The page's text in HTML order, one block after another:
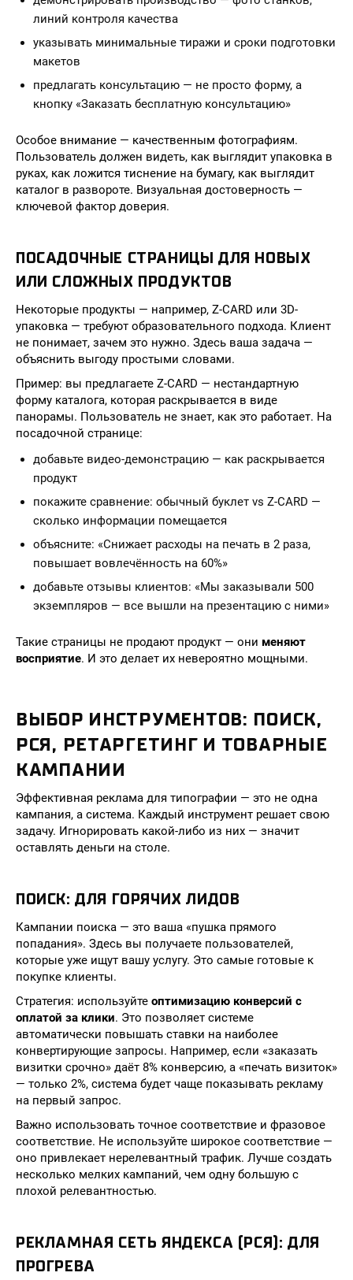
линий контроля качества
указывать минимальные тиражи и сроки подготовки
макетов
предлагать консультацию — не просто форму, а
кнопку «Заказать бесплатную консультацию»
Особое внимание — качественным фотографиям.
Пользователь должен видеть, как выглядит упаковка в
руках, как ложится тиснение на бумагу, как выглядит
каталог в развороте. Визуальная достоверность —
ключевой фактор доверия.
ПОСАДОЧНЫЕ СТРАНИЦЫ ДЛЯ НОВЫХ
ИЛИ СЛОЖНЫХ ПРОДУКТОВ
Некоторые продукты — например, Z-CARD или 3D-
упаковка — требуют образовательного подхода. Клиент
не понимает, зачем это нужно. Здесь ваша задача —
объяснить выгоду простыми словами.
Пример: вы предлагаете Z-CARD — нестандартную
форму каталога, которая раскрывается в виде
панорамы. Пользователь не знает, как это работает. На
посадочной странице:
добавьте видео-демонстрацию — как раскрывается
продукт
покажите сравнение: обычный буклет vs Z-CARD —
сколько информации помещается
объясните: «Снижает расходы на печать в 2 раза,
повышает вовлечённость на 60%»
добавьте отзывы клиентов: «Мы заказывали 500
экземпляров — все вышли на презентацию с ними»
Такие страницы не продают продукт — они меняют
восприятие. И это делает их невероятно мощными.
ВЫБОР ИНСТРУМЕНТОВ: ПОИСК,
РСЯ, РЕТАРГЕТИНГ И ТОВАРНЫЕ
КАМПАНИИ
Эффективная реклама для типографии — это не одна
кампания, а система. Каждый инструмент решает свою
задачу. Игнорировать какой-либо из них — значит
оставлять деньги на столе.
ПОИСК: ДЛЯ ГОРЯЧИХ ЛИДОВ
Кампании поиска — это ваша «пушка прямого
попадания». Здесь вы получаете пользователей,
которые уже ищут вашу услугу. Это самые готовые к
покупке клиенты.
Стратегия: используйте оптимизацию конверсий с
оплатой за клики. Это позволяет системе
автоматически повышать ставки на наиболее
конвертирующие запросы. Например, если «заказать
визитки срочно» даёт 8% конверсию, а «печать визиток»
— только 2%, система будет чаще показывать рекламу
на первый запрос.
Важно использовать точное соответствие и фразовое
соответствие. Не используйте широкое соответствие —
оно привлекает нерелевантный трафик. Лучше создать
несколько мелких кампаний, чем одну большую с
плохой релевантностью.
РЕКЛАМНАЯ СЕТЬ ЯНДЕКСА (РСЯ): ДЛЯ
ПРОГРЕВА